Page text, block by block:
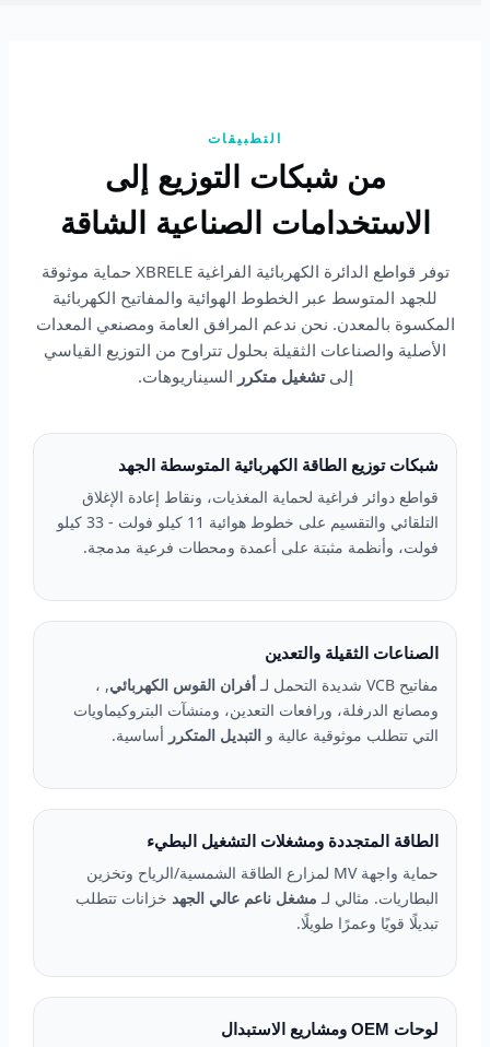
التطبيقات
من شبكات التوزيع إلى
الاستخدامات الصناعية الشاقة
توفر قواطع الدائرة الكهربائية الفراغية XBRELE حماية موثوقة
للجهد المتوسط عبر الخطوط الهوائية والمفاتيح الكهربائية
المكسوة بالمعدن. نحن ندعم المرافق العامة ومصنعي المعدات
الأصلية والصناعات الثقيلة بحلول تتراوح من التوزيع القياسي
إلىتشغيل متكرر السيناريوهات.
شبكات توزيع الطاقة الكهربائية المتوسطة الجهد
قواطع دوائر فراغية لحماية المغذيات، ونقاط إعادة الإغلاق
التلقائي والتقسيم على خطوط هوائية 11 كيلو فولت - 33 كيلو
فولت، وأنظمة مثبتة على أعمدة ومحطات فرعية مدمجة.
الصناعات الثقيلة والتعدين
مفاتيح VCB شديدة التحمل لـ أفران القوس الكهربائي, ،
ومصانع الدرفلة، ورافعات التعدين، ومنشآت البتروكيماويات
التي تتطلب موثوقية عالية و التبديل المتكرر أساسية.
الطاقة المتجددة ومشغلات التشغيل البطيء
حماية واجهة MV لمزارع الطاقة الشمسية/الرياح وتخزين
البطاريات. مثالي لـ مشغل ناعم عالي الجهد خزانات تتطلب
تبديلًا قويًا وعمرًا طويلًا.
لوحات OEM ومشاريع الاستبدال